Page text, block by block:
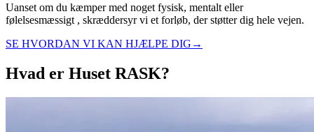
Uanset om du kæmper med noget fysisk, mentalt eller
følelsesmæssigt , skræddersyr vi et forløb, der støtter dig hele vejen.
SE HVORDAN VI KAN HJÆLPE DIG →
Hvad er Huset RASK?